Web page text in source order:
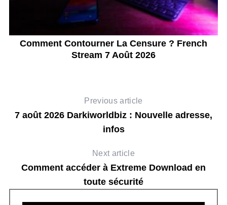
Comment Contourner La Censure ? French
Stream 7 Août 2026
Previous article
7 août 2026 Darkiworldbiz : Nouvelle adresse,
infos
Next article
Comment accéder à Extreme Download en
toute sécurité